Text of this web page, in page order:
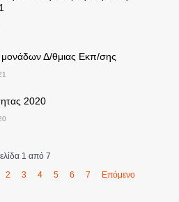
Θεμάτων
Εκπαιδευτικών Θεμάτων
τμ. Εκπαιδευτικών Θεμάτων
μονάδων Δ/θμιας Εκπ/σης
2020
1 από 7
2 3 4 5 6 7
Επόμενο